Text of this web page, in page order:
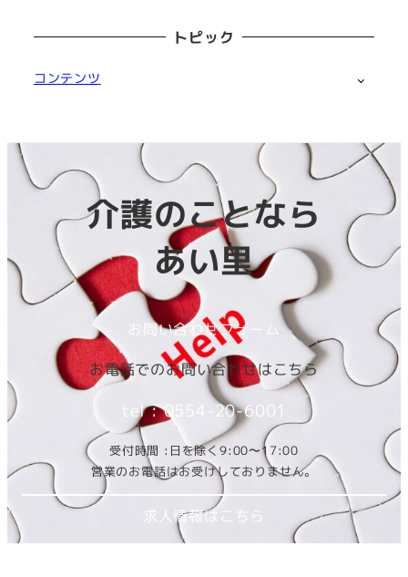
トピック
コンテンツ
介護のことなら
あい里
お問い合わせフォーム
お電話でのお問い合わせはこちら
tel : 0554-20-6001
受付時間 :日を除く9:00〜17:00
営業のお電話はお受けしておりません。
求人情報はこちら